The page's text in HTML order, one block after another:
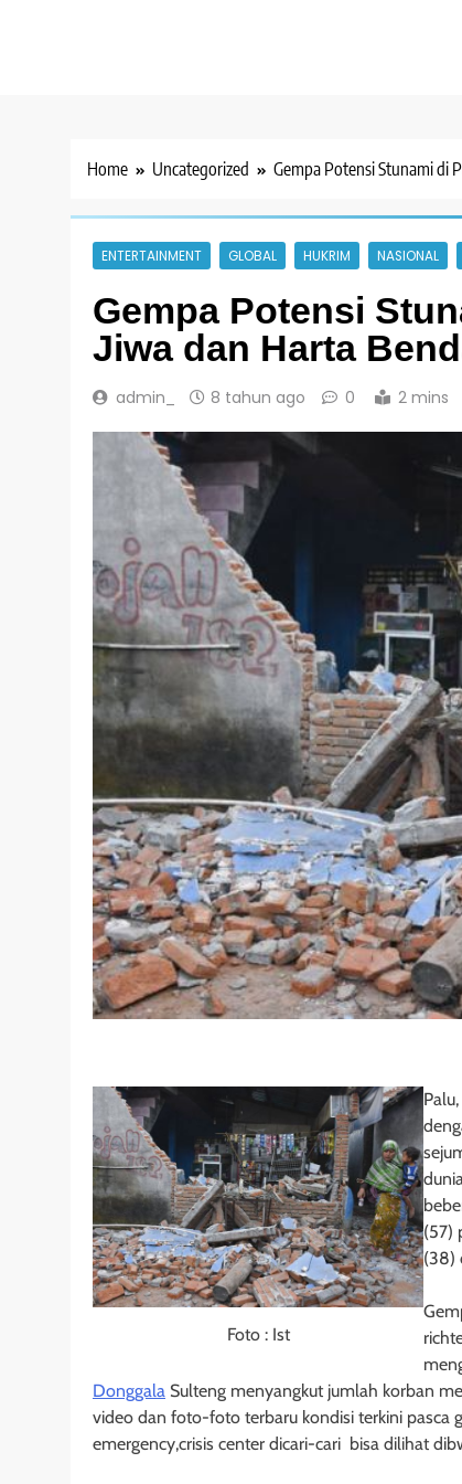
Home Uncategorized Gempa Potensi Stunami di
ENTERTAINMENT GLOBAL HUKRIM NASIONAL
Gempa Potensi
Jiwa dan Harta
admin_ 8 tahun ago 0 2 mins
Foto : Ist
(57)
(38)
Donggala Sulteng menyangkut jumlah korban
video dan foto-foto terbaru kondisi terkini pasca
emergency,crisis center dicari-cari bisa dilihat